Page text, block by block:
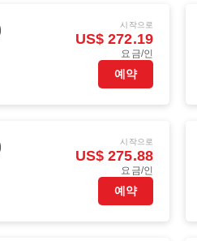
시작으로
US$ 272.19
요금/인
예약
시작으로
US$ 275.88
요금/인
예약